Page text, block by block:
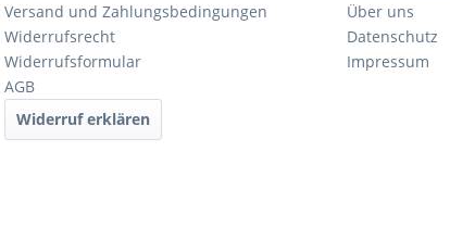
Versand und Zahlungsbedingungen
Widerrufsrecht
Widerrufsformular
AGB
Widerruf erklären
Über uns
Datenschutz
Impressum